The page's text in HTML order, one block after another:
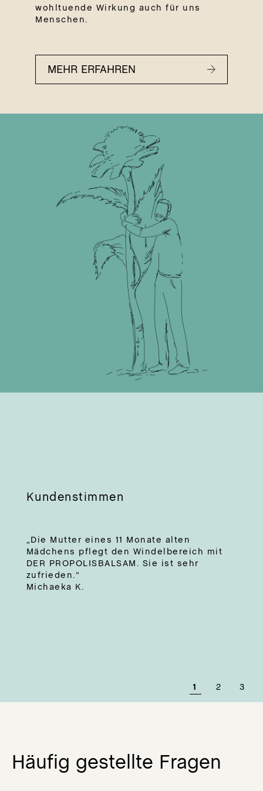
wohltuende Wirkung auch für uns
Menschen.
MEHR ERFAHREN
Kundenstimmen
„Die Mutter eines 11 Monate alten
Mädchens pflegt den Windelbereich mit
DER PROPOLISBALSAM. Sie ist sehr
zufrieden.“
Michaeka K.
1 2 3
Häufig gestellte Fragen